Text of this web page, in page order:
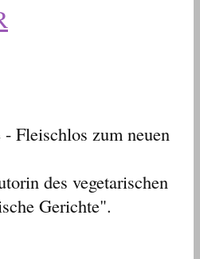
Fleischlos zum neuen
des vegetarischen
Gerichte".